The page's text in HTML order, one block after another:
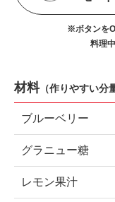
※ボタンを
料理
材料（作りやすい分
ブルーベリー
グラニュー糖
レモン果汁